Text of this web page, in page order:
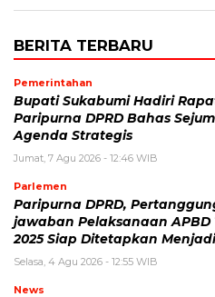
BERITA TERBARU
Pemerintahan
Bupati Sukabumi Hadiri
Paripurna DPRD Bahas
Agenda Strategis
Jumat, 7 Agu 2026 - 12:46 WIB
Parlemen
Paripurna DPRD,
jawaban Pelaksanaan APBD
2025 Siap Ditetapkan
Selasa, 4 Agu 2026 - 12:55 WIB
News